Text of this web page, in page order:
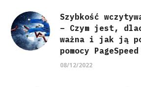
Szybkość
– Czym jest,
ważna i jak ją
pomocy
08/12/2022